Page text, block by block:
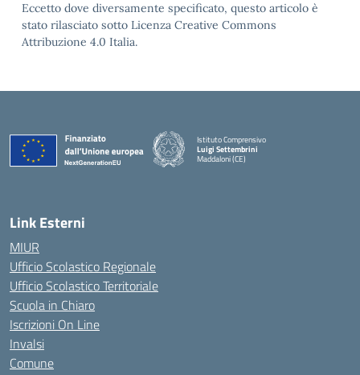
Eccetto dove diversamente specificato, questo articolo è
stato rilasciato sotto Licenza Creative Commons
Attribuzione 4.0 Italia.
Istituto Comprensivo
Luigi Settembrini
Maddaloni (CE)
Link Esterni
MIUR
Ufficio Scolastico Regionale
Ufficio Scolastico Territoriale
Scuola in Chiaro
Iscrizioni On Line
Invalsi
Comune